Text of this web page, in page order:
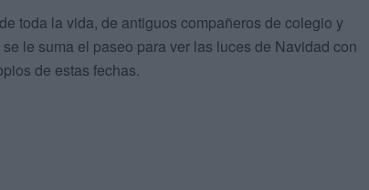
toda la vida, de antiguos compañeros de colegio y
le suma el paseo para ver las luces de Navidad con
de estas fechas.